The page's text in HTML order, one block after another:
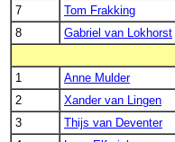
7
Tom Frakking
8
Gabriel van Lokhorst
1
Anne Mulder
2
Xander van Lingen
3
Thijs van Deventer